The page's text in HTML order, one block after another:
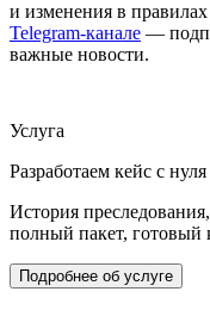
и изменения в
Telegram-канале —
важные новости.
Услуга
Разработаем кейс с нуля
История
полный пакет, готовый
Подробнее об услуге